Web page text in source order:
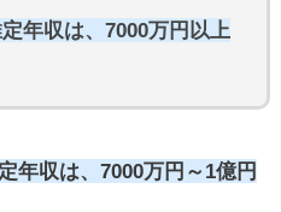
年収は、7000万円以上
年収は、7000万円～1億円